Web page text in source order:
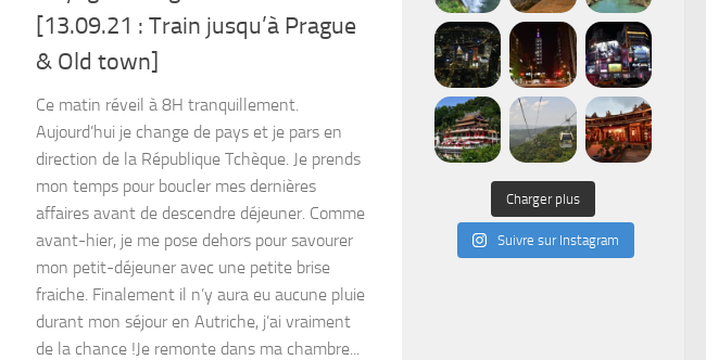
[13.09.21 : Train jusqu’à Prague
& Old town]
Ce matin réveil à 8H tranquillement.
Aujourd’hui je change de pays et je pars en
direction de la République Tchèque. Je prends
mon temps pour boucler mes dernières
affaires avant de descendre déjeuner. Comme
avant-hier, je me pose dehors pour savourer
mon petit-déjeuner avec une petite brise
fraiche. Finalement il n’y aura eu aucune pluie
durant mon séjour en Autriche, j’ai vraiment
de la chance !Je remonte dans ma chambre...
Charger plus
Suivre sur Instagram